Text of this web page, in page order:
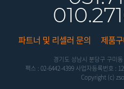
파트너 및 리셀러 문의 제품
경기도 성남시 분당구 구미
팩스 : 02-6442-4399 사업자등록번호 :
Copyright (c)